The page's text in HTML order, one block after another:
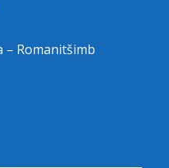
– Romanitšimb